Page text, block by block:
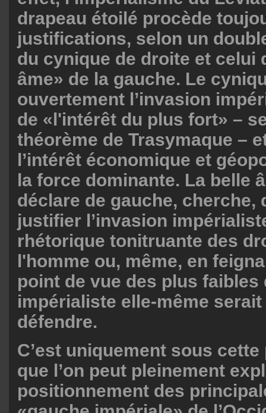
drapeau étoilé procède
justifications, selon un
du cynique de droite et celui
âme» de la gauche. Le
ouvertement l’invasion
de «l'intérêt du plus fort» –
théorème de Trasymaque –
l’intérêt économique et
la force dominante. La belle
déclare de gauche, cherche,
justifier l’invasion
rhétorique tonitruante des
l'homme ou, même, en
point de vue des plus faibles
impérialiste elle-même serait
défendre.
C’est uniquement sous
que l’on peut pleinement
positionnement des